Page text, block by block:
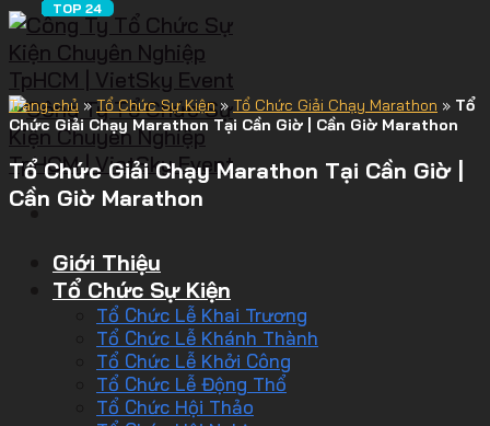
Giới Thiệu
Tổ Chức Sự Kiện
Tổ Chức Lễ Khai Trương
Tổ Chức Lễ Khánh Thành
Tổ Chức Lễ Khởi Công
Tổ Chức Lễ Động Thổ
Tổ Chức Hội Thảo
Trang chủ » Tổ Chức Sự Kiện » Tổ Chức Giải Chạy Marathon » Tổ
Chức Giải Chạy Marathon Tại Cần Giờ | Cần Giờ Marathon
Tổ Chức Giải Chạy Marathon Tại Cần Giờ |
Cần Giờ Marathon